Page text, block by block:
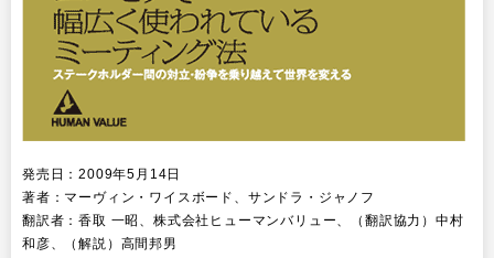
発売日：2009年5月14日
著者：マーヴィン・ワイスボード、サンドラ・ジャノフ
翻訳者：香取 一昭、株式会社ヒューマンバリュー、（翻訳協力）中村
和彦、（解説）高間邦男